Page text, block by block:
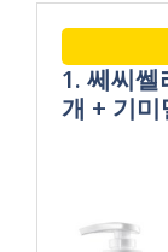
1. 쎄씨
개 + 기